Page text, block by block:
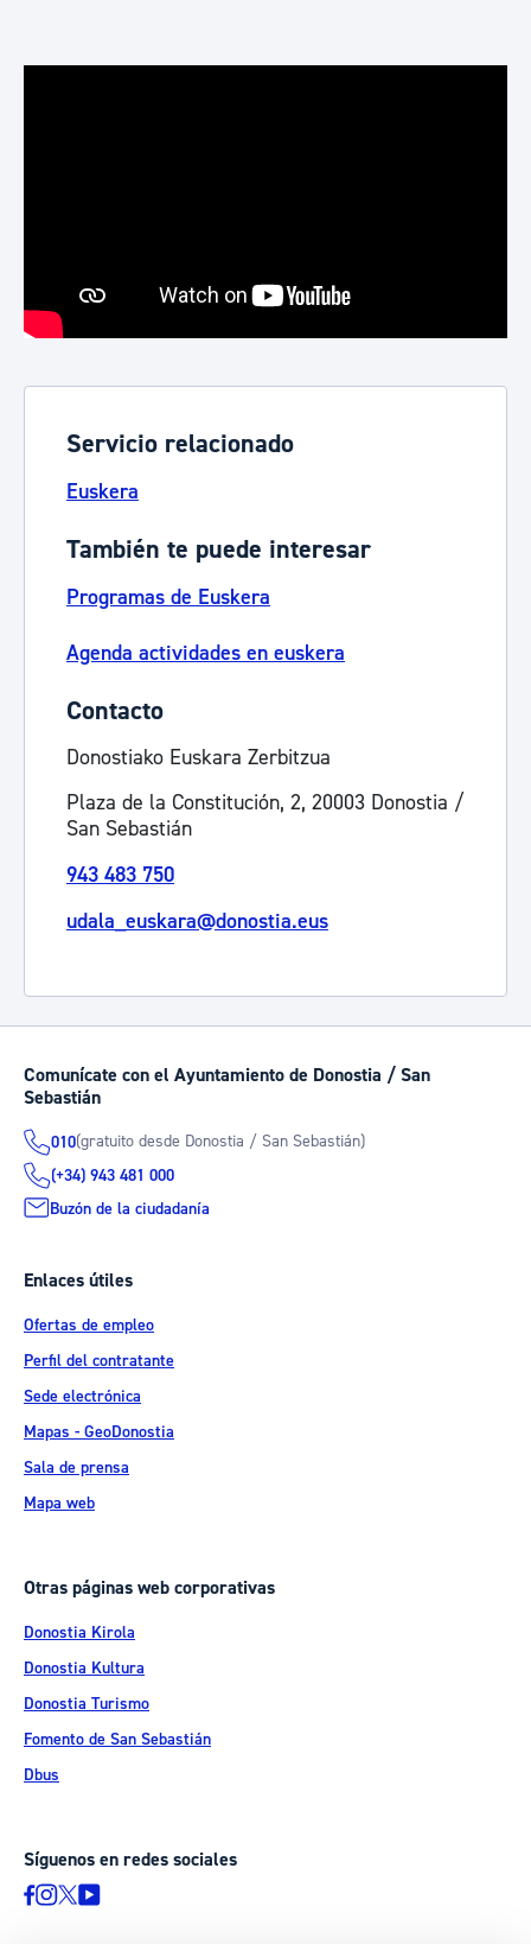
Servicio relacionado
Euskera
También te puede interesar
Programas de Euskera
Agenda actividades en euskera
Contacto
Donostiako Euskara Zerbitzua
Plaza de la Constitución, 2, 20003 Donostia /
San Sebastián
943 483 750
udala_euskara@donostia.eus
Comunícate con el Ayuntamiento de Donostia / San
Sebastián
010(gratuito desde Donostia / San Sebastián)
(+34) 943 481 000
Buzón de la ciudadanía
Enlaces útiles
Ofertas de empleo
Perfil del contratante
Sede electrónica
Mapas - GeoDonostia
Sala de prensa
Mapa web
Otras páginas web corporativas
Donostia Kirola
Donostia Kultura
Donostia Turismo
Fomento de San Sebastián
Dbus
Síguenos en redes sociales